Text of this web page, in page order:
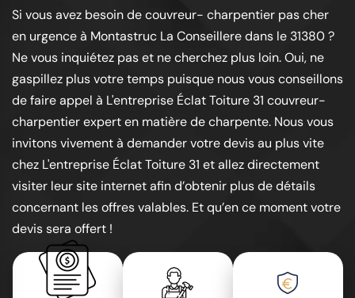
Si vous avez besoin de couvreur- charpentier pas cher
en urgence à Montastruc La Conseillere dans le 31380 ?
Ne vous inquiétez pas et ne cherchez plus loin. Oui, ne
gaspillez plus votre temps puisque nous vous conseillons
de faire appel à L'entreprise Éclat Toiture 31 couvreur-
charpentier expert en matière de charpente. Nous vous
invitons vivement à demander votre devis au plus vite
chez L'entreprise Éclat Toiture 31 et allez directement
visiter leur site internet afin d’obtenir plus de détails
concernant les offres valables. Et qu’en ce moment votre
devis sera offert !